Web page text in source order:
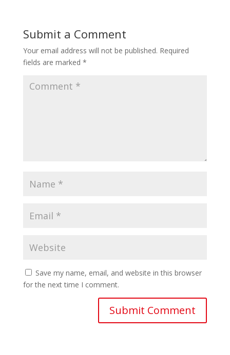
Submit a Comment
Your email address will not be published. Required
fields are marked *
Save my name, email, and website in this browser
for the next time I comment.